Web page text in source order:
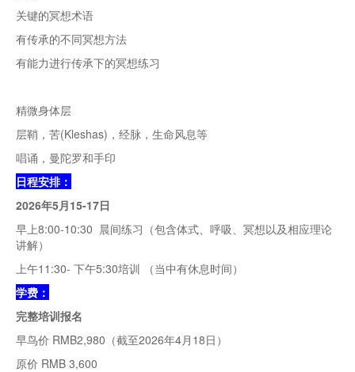
关键的冥想术语
有传承的不同冥想方法
有能力进行传承下的冥想练习
精微身体层
层鞘，苦(Kleshas)，经脉，生命风息等
唱诵，曼陀罗和手印
日程安排：
2026年5月15-17日
早上8:00-10:30 晨间练习（包含体式、呼吸、冥想以及相应理论
讲解）
上午11:30- 下午5:30培训 （当中有休息时间）
学费：
完整培训报名
早鸟价 RMB2,980（截至2026年4月18日）
原价 RMB 3,600